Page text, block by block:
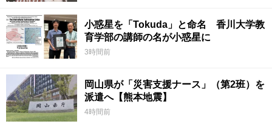
小惑星を「Tokuda」と命名 香川大学教
育学部の講師の名が小惑星に
3時間前
岡山県が「災害支援ナース」（第2班）を
派遣へ【熊本地震】
4時間前